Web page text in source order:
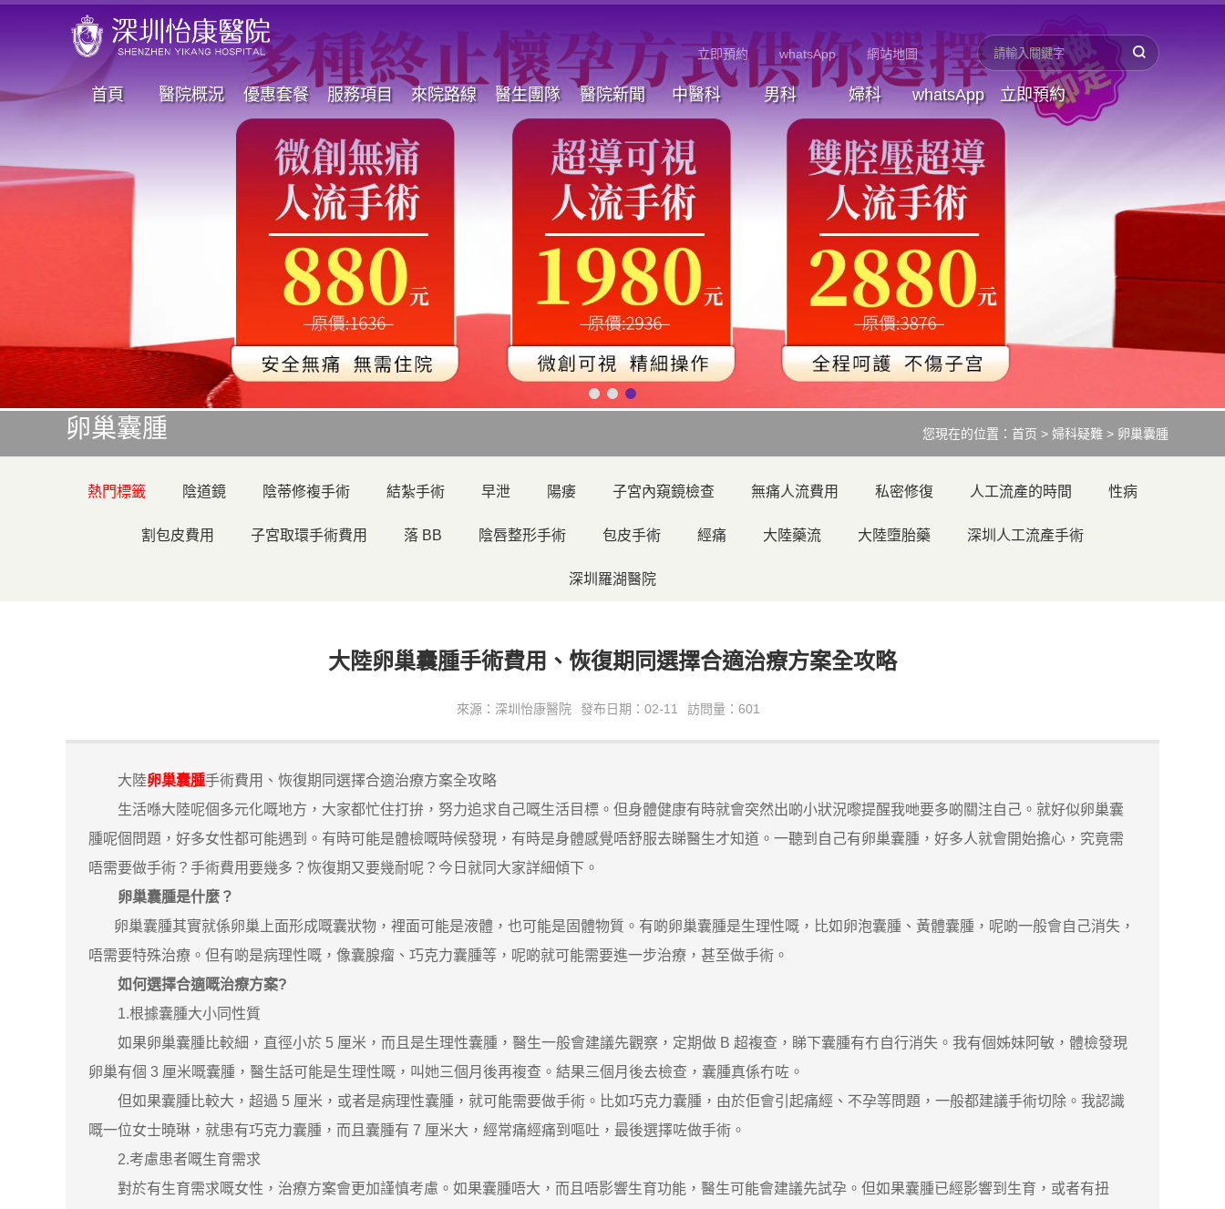
立即預約 whatsApp 網站地圖
首頁 醫院概況 優惠套餐 服務項目 來院路線 醫生團隊 醫院新聞 中醫科 男科 婦科 whatsApp 立即預約
卵巢囊腫 您現在的位置： 首页 > 婦科疑難 > 卵巢囊腫
熱門標籤 陰道鏡 陰蒂修複手術 結紮手術 早泄 陽痿 子宮內窺鏡檢查 無痛人流費用 私密修復 人工流產的時間 性病
割包皮費用 子宮取環手術費用 落 BB 陰唇整形手術 包皮手術 經痛 大陸藥流 大陸墮胎藥 深圳人工流產手術
深圳羅湖醫院
大陸卵巢囊腫手術費用、恢復期同選擇合適治療方案全攻略
來源：深圳怡康醫院 發布日期：02-11 訪問量：601
大陸卵巢囊腫手術費用、恢復期同選擇合適治療方案全攻略
生活喺大陸呢個多元化嘅地方，大家都忙住打拚，努力追求自己嘅生活目標。但身體健康有時就會突然出啲小狀況嚟提醒我哋要多啲關注自己。就好似卵巢囊
腫呢個問題，好多女性都可能遇到。有時可能是體檢嘅時候發現，有時是身體感覺唔舒服去睇醫生才知道。一聽到自己有卵巢囊腫，好多人就會開始擔心，究竟需
唔需要做手術？手術費用要幾多？恢復期又要幾耐呢？今日就同大家詳細傾下。
卵巢囊腫是什麼？
卵巢囊腫其實就係卵巢上面形成嘅囊狀物，裡面可能是液體，也可能是固體物質。有啲卵巢囊腫是生理性嘅，比如卵泡囊腫、黃體囊腫，呢啲一般會自己消失，
唔需要特殊治療。但有啲是病理性嘅，像囊腺瘤、巧克力囊腫等，呢啲就可能需要進一步治療，甚至做手術。
如何選擇合適嘅治療方案?
1.根據囊腫大小同性質
如果卵巢囊腫比較細，直徑小於 5 厘米，而且是生理性囊腫，醫生一般會建議先觀察，定期做 B 超複查，睇下囊腫有冇自行消失。我有個姊妹阿敏，體檢發現
卵巢有個 3 厘米嘅囊腫，醫生話可能是生理性嘅，叫她三個月後再複查。結果三個月後去檢查，囊腫真係冇咗。
但如果囊腫比較大，超過 5 厘米，或者是病理性囊腫，就可能需要做手術。比如巧克力囊腫，由於佢會引起痛經、不孕等問題，一般都建議手術切除。我認識
嘅一位女士曉琳，就患有巧克力囊腫，而且囊腫有 7 厘米大，經常痛經痛到嘔吐，最後選擇咗做手術。
2.考慮患者嘅生育需求
對於有生育需求嘅女性，治療方案會更加謹慎考慮。如果囊腫唔大，而且唔影響生育功能，醫生可能會建議先試孕。但如果囊腫已經影響到生育，或者有扭